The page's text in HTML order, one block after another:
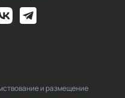
и размещение